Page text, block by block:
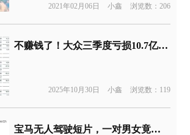
2021年02月06日 小鑫 浏览数：206
不赚钱了！大众三季度亏损10.7亿欧元
2025年10月30日 小鑫 浏览数：119
宝马无人驾驶短片，一对男女竟然在一起”亲热“